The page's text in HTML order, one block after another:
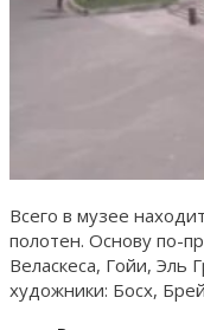
Всего в музее
полотен. Основу по-
Веласкеса, Гойи, Эль
художники: Босх,